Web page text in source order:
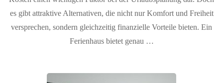
es gibt attraktive Alternativen, die nicht nur Komfort und Freiheit
versprechen, sondern gleichzeitig finanzielle Vorteile bieten. Ein
Ferienhaus bietet genau …